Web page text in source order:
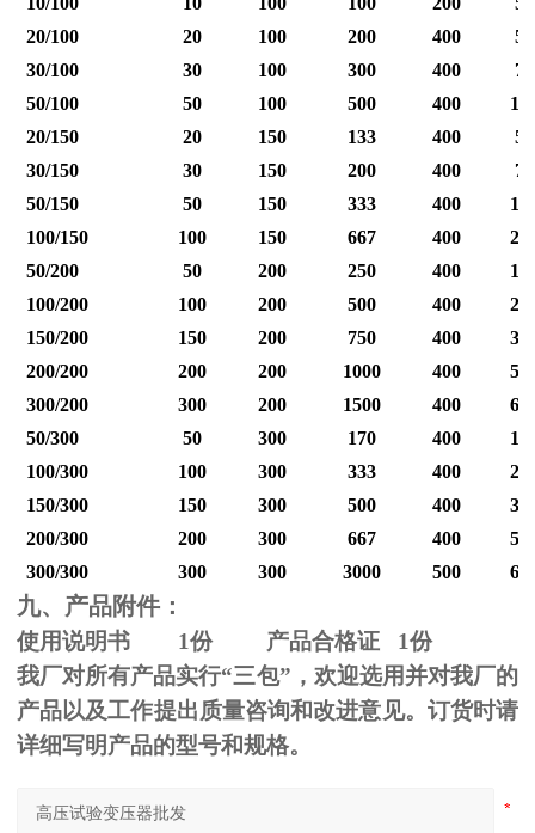
20/100
20 100 200 400
50
30/100
30 100 300 400
75
50/100
50 100 500 400
20/150
20 150 133 400
50
30/150
30 150 200 400
75
50/150
50 150 333 400
100/150
100 150 667 400
50/200
50 200 250 400
100/200
100 200 500 400
150/200
150 200 750 400
200/200
200 200 1000 400
300/200
300 200 1500 400
50/300
50 300 170 400
100/300
100 300 333 400
150/300
150 300 500 400
200/300
200 300 667 400
300/300
300 300 3000 500
九、产品附件：
使用说明书 1份 产品合格证 1份
我厂对所有产品实行“三包”，欢迎选用并对我厂的
产品以及工作提出质量咨询和改进意见。订货时请
详细写明产品的型号和规格。